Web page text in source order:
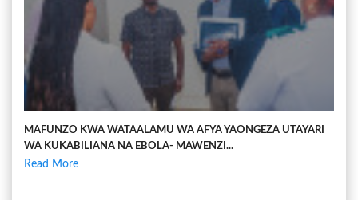
MAFUNZO KWA WATAALAMU WA AFYA YAONGEZA UTAYARI
WA KUKABILIANA NA EBOLA- MAWENZI...
Read More